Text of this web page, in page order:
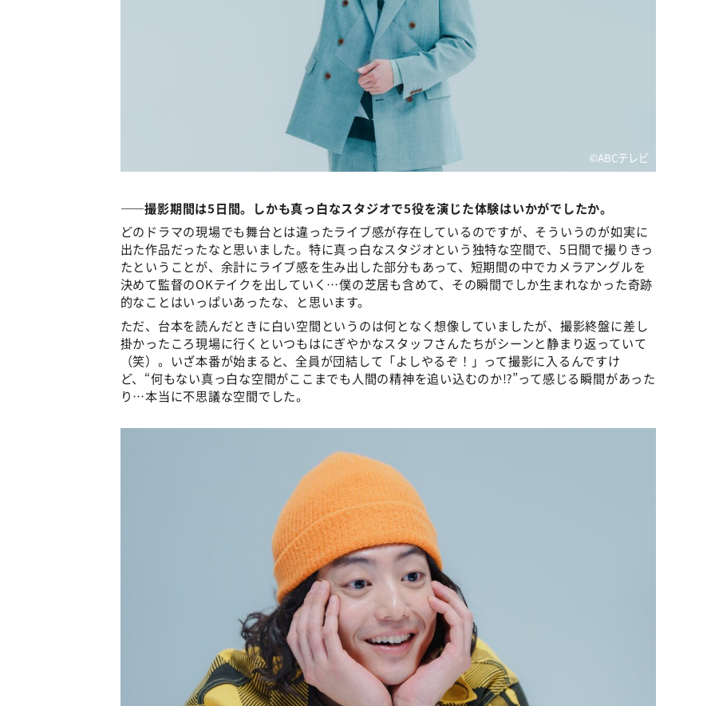
©️ABCテレビ
――撮影期間は5日間。しかも真っ白なスタジオで5役を演じた体験はいかがでしたか。
どのドラマの現場でも舞台とは違ったライブ感が存在しているのですが、そういうのが如実に
出た作品だったなと思いました。特に真っ白なスタジオという独特な空間で、5日間で撮りきっ
たということが、余計にライブ感を生み出した部分もあって、短期間の中でカメラアングルを
決めて監督のOKテイクを出していく…僕の芝居も含めて、その瞬間でしか生まれなかった奇跡
的なことはいっぱいあったな、と思います。
ただ、台本を読んだときに白い空間というのは何となく想像していましたが、撮影終盤に差し
掛かったころ現場に行くといつもはにぎやかなスタッフさんたちがシーンと静まり返っていて
（笑）。いざ本番が始まると、全員が団結して「よしやるぞ！」って撮影に入るんですけ
ど、“何もない真っ白な空間がここまでも人間の精神を追い込むのか⁉”って感じる瞬間があった
り…本当に不思議な空間でした。